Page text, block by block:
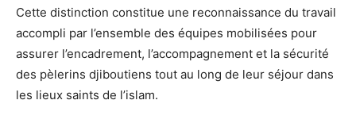
Cette distinction constitue une reconnaissance du travail
accompli par l’ensemble des équipes mobilisées pour
assurer l’encadrement, l’accompagnement et la sécurité
des pèlerins djiboutiens tout au long de leur séjour dans
les lieux saints de l’islam.